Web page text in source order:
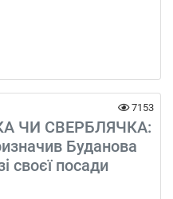
7153
ЧИ СВЕРБЛЯЧКА:
Буданова
своєї посади